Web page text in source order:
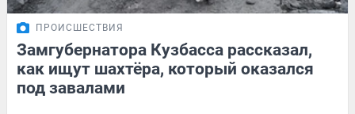
ПРОИСШЕСТВИЯ
Замгубернатора Кузбасса рассказал,
как ищут шахтёра, который оказался
под завалами